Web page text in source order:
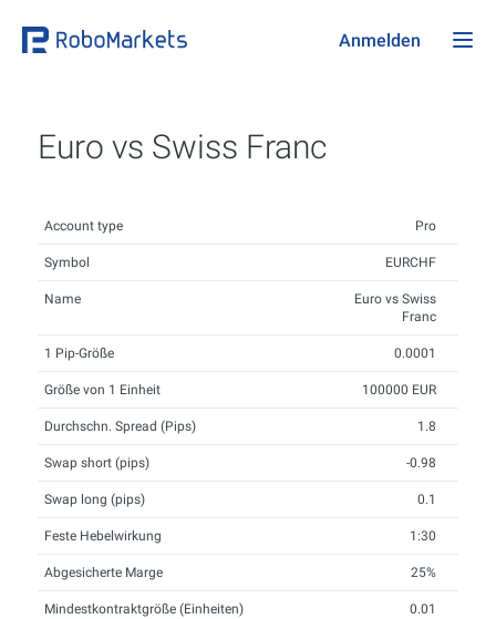
Anmelden
Euro vs Swiss Franc
Account type Pro
Symbol EURCHF
Name
Euro vs Swiss
Franc
1 Pip-Größe 0.0001
Größe von 1 Einheit 100000 EUR
Durchschn. Spread (Pips) 1.8
Swap short (pips) -0.98
Swap long (pips) 0.1
Feste Hebelwirkung 1:30
Abgesicherte Marge 25%
Mindestkontraktgröße (Einheiten) 0.01